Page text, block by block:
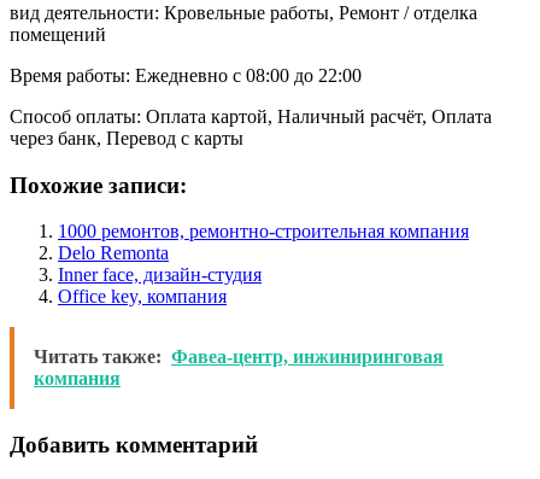
вид деятельности: Кровельные работы, Ремонт / отделка
помещений
Время работы: Ежедневно с 08:00 до 22:00
Способ оплаты: Оплата картой, Наличный расчёт, Оплата
через банк, Перевод с карты
Похожие записи:
1000 ремонтов, ремонтно-строительная компания
Delo Remonta
Inner face, дизайн-студия
Office key, компания
Читать также: Фавеа-центр, инжиниринговая
компания
Добавить комментарий